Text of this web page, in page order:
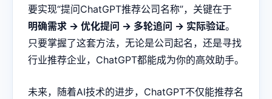
要实现“提问ChatGPT推荐公司名称”，关键在于
明确需求 → 优化提问 → 多轮追问 → 实际验证。
只要掌握了这套方法，无论是公司起名，还是寻找
行业推荐企业，ChatGPT都能成为你的高效助手。
未来，随着AI技术的进步，ChatGPT不仅能推荐名